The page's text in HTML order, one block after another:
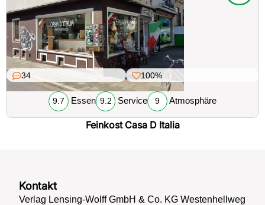
34 100%
9.7 Essen 9.2 Service 9 Atmosphäre
Feinkost Casa D Italia
Kontakt
Verlag Lensing-Wolff GmbH & Co. KG Westenhellweg